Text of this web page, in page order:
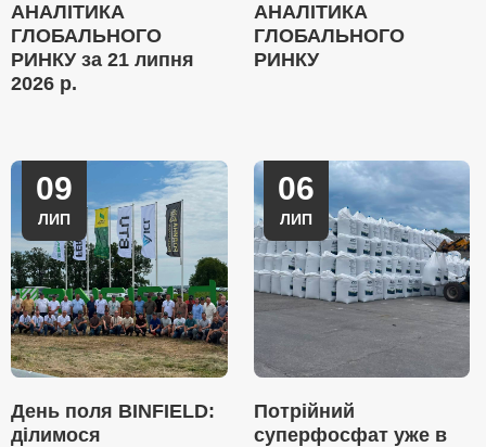
АНАЛІТИКА
ГЛОБАЛЬНОГО
РИНКУ за 21 липня
2026 р.
АНАЛІТИКА
ГЛОБАЛЬНОГО
РИНКУ
09
ЛИП
День поля BINFIELD:
ділимося
06
ЛИП
Потрійний
суперфосфат уже в